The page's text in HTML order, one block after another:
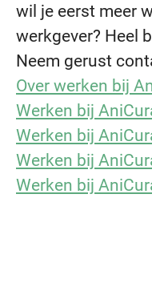
wil je eerst meer
werkgever? Heel
Neem gerust
Over werken bij
Werken bij
Werken bij
Werken bij
Werken bij